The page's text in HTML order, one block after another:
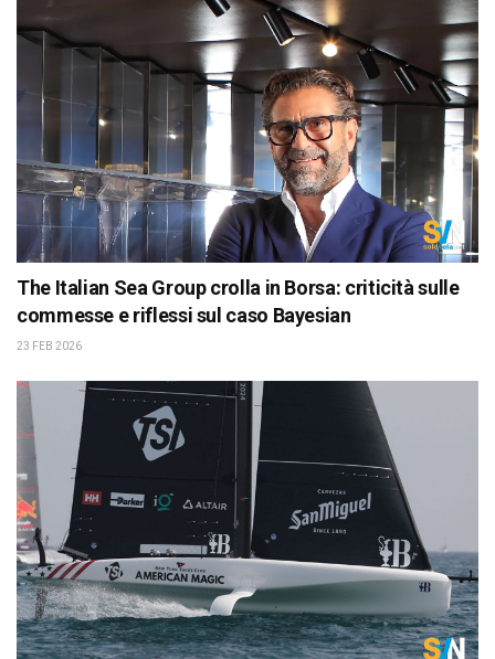
The Italian Sea Group crolla in Borsa: criticità sulle
commesse e riflessi sul caso Bayesian
23 FEB 2026